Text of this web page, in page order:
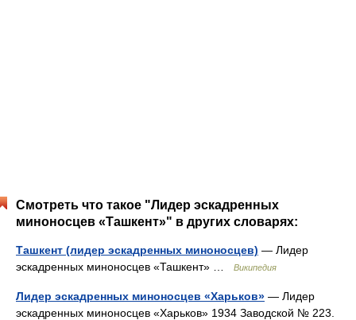
Смотреть что такое "Лидер эскадренных
миноносцев «Ташкент»" в других словарях:
Ташкент (лидер эскадренных миноносцев) — Лидер
эскадренных миноносцев «Ташкент» …
Википедия
Лидер эскадренных миноносцев «Харьков» — Лидер
эскадренных миноносцев «Харьков» 1934 Заводской № 223.